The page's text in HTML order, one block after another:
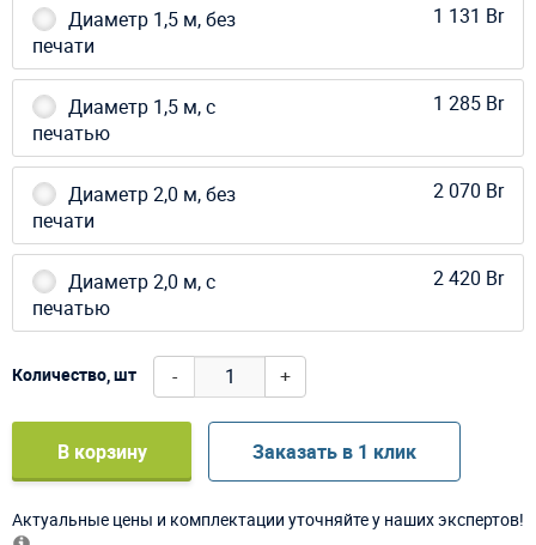
Диаметр 1,5 м, без
печати
1 131 Br
Диаметр 1,5 м, с
печатью
1 285 Br
Диаметр 2,0 м, без
печати
2 070 Br
Диаметр 2,0 м, с
печатью
2 420 Br
Количество, шт - +
В корзину Заказать в 1 клик
Актуальные цены и комплектации уточняйте у наших экспертов!